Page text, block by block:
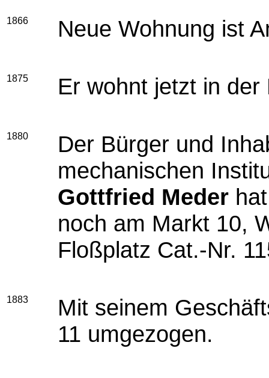
1866 Neue Wohnung ist
1875 Er wohnt jetzt in
1880
Der Bürger und
mechanischen
Gottfried Meder
noch am Markt 10,
Floßplatz Cat.-Nr.
1883
Mit seinem
11 umgezogen.